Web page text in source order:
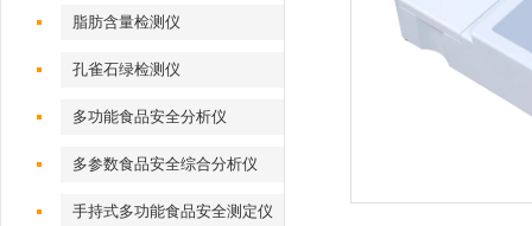
脂肪含量检测仪
孔雀石绿检测仪
多功能食品安全分析仪
多参数食品安全综合分析仪
手持式多功能食品安全测定仪